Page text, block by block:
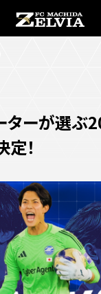
ターが選ぶ
定！